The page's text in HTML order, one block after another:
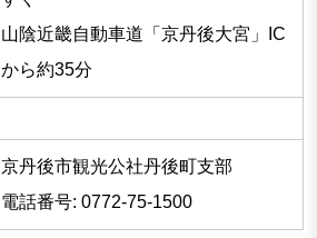
山陰近畿自動車道「京丹後大宮」IC
から約35分
京丹後市観光公社丹後町支部
電話番号: 0772-75-1500